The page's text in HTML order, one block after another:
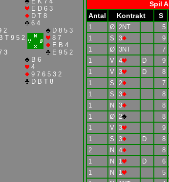
E D 6 3
D T 8
6 4
2
T 9 5 2
3
D 8 5 3
8 7
E B 4
E 9 5 2
B 6
4
9 7 6 5 3 2
D B T 8
Spil
Antal
Kontrakt S
1 Ø 2NT 5
1
S 3 9
1
Ø 3NT 7
1
V 4 D 9
1
V 3 D 8
1
S 2 7
1
S 3 8
1
N 3 8
1
Ø 2 8
1
V 3 9
1
S 3 D 8
2
N 4 8
1
N 1 D 6
1
N 1 5